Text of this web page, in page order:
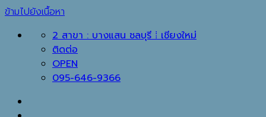
ข้ามไปยังเนื้อหา
2 สาขา : บางแสน ชลบุรี ⁞ เชียงใหม่
ติดต่อ
OPEN
095-646-9366